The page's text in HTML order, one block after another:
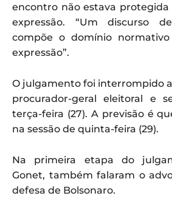
encontro não estava protegida
expressão. “Um discurso
compõe o domínio
expressão”.
O julgamento foi interrompido
procurador-geral eleitoral e
terça-feira (27). A previsão é
na sessão de quinta-feira (29).
Na primeira etapa do
Gonet, também falaram o
defesa de Bolsonaro.